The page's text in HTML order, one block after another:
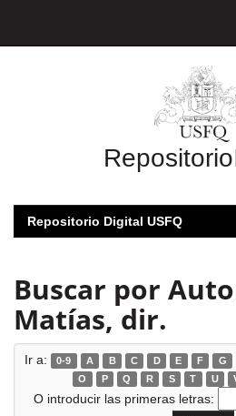
Repositorio
Repositorio Digital USFQ
Buscar por
Matías, dir.
Ir a: 0-9 A B C D E F G
O
P Q R S T U
O introducir las primeras letras: